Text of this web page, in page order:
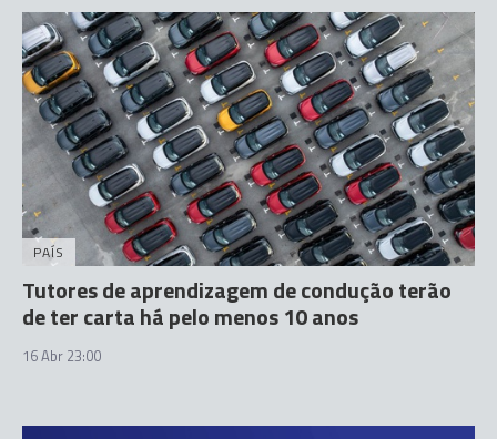
PAÍS
Tutores de aprendizagem de condução terão
de ter carta há pelo menos 10 anos
16 Abr 23:00